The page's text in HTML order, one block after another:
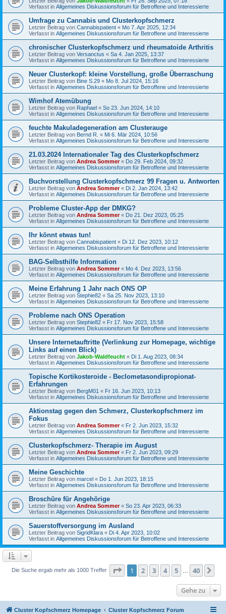
Verfasst in Allgemeines Diskussionsforum für Betroffene und Interessierte
Umfrage zu Cannabis und Clusterkopfschmerz
Letzter Beitrag von Cannabispatient « Mo 7. Apr 2025, 12:34
Verfasst in Allgemeines Diskussionsforum für Betroffene und Interessierte
chronischer Clusterkopfschmerz und rheumatoide Arthritis
Letzter Beitrag von Versanctus « Sa 4. Jan 2025, 13:37
Verfasst in Allgemeines Diskussionsforum für Betroffene und Interessierte
Neuer Clusterkopf: kleine Vorstellung, große Überraschung
Letzter Beitrag von Bine S.29 « Mo 8. Jul 2024, 15:16
Verfasst in Allgemeines Diskussionsforum für Betroffene und Interessierte
Wimhof Atemübung
Letzter Beitrag von Raphael « So 23. Jun 2024, 14:10
Verfasst in Allgemeines Diskussionsforum für Betroffene und Interessierte
feuchte Makuladegeneration am Clusterauge
Letzter Beitrag von Bernd R. « Mi 6. Mär 2024, 10:56
Verfasst in Allgemeines Diskussionsforum für Betroffene und Interessierte
21.03.2024 Internationaler Tag des Clusterkopfschmerz
Letzter Beitrag von Andrea Sommer« Do 29. Feb 2024, 09:32
Verfasst in Allgemeines Diskussionsforum für Betroffene und Interessierte
Buchvorstellung Clusterkopfschmerz 99 Fragen u. Antworten
Letzter Beitrag von Andrea Sommer« Di 2. Jan 2024, 13:42
Verfasst in Allgemeines Diskussionsforum für Betroffene und Interessierte
Probleme Cluster-App der DMKG?
Letzter Beitrag von Andrea Sommer« Do 21. Dez 2023, 05:25
Verfasst in Allgemeines Diskussionsforum für Betroffene und Interessierte
Ihr könnt etwas tun!
Letzter Beitrag von Cannabispatient « Di 12. Dez 2023, 10:12
Verfasst in Allgemeines Diskussionsforum für Betroffene und Interessierte
BAG-Selbsthilfe Information
Letzter Beitrag von Andrea Sommer« Mo 4. Dez 2023, 13:56
Verfasst in Allgemeines Diskussionsforum für Betroffene und Interessierte
Meine Erfahrung 1 Jahr nach ONS OP
Letzter Beitrag von Stephie82 « Sa 25. Nov 2023, 13:10
Verfasst in Allgemeines Diskussionsforum für Betroffene und Interessierte
Probleme nach ONS Operation
Letzter Beitrag von Stephie82 « Fr 17. Nov 2023, 15:58
Verfasst in Allgemeines Diskussionsforum für Betroffene und Interessierte
Unsere Internetauftritte (Verlinkung zur Homepage, wichtige
Links auf einen Blick)
Letzter Beitrag von Jakob-Waldfeucht « Di 1. Aug 2023, 08:34
Verfasst in Allgemeines Diskussionsforum für Betroffene und Interessierte
Topische Kortikosteroide - Beclometasondipropionat-
Erfahrungen
Letzter Beitrag von BergM01 « Fr 16. Jun 2023, 10:13
Verfasst in Allgemeines Diskussionsforum für Betroffene und Interessierte
Aktionstag gegen den Schmerz, Clusterkopfschmerz im
Fokus
Letzter Beitrag von Andrea Sommer« Fr 2. Jun 2023, 15:32
Verfasst in Allgemeines Diskussionsforum für Betroffene und Interessierte
Clusterkopfschmerz- Therapie im August
Letzter Beitrag von Andrea Sommer« Fr 2. Jun 2023, 09:29
Verfasst in Allgemeines Diskussionsforum für Betroffene und Interessierte
Meine Geschichte
Letzter Beitrag von marcel « Do 1. Jun 2023, 18:15
Verfasst in Allgemeines Diskussionsforum für Betroffene und Interessierte
Broschüre für Angehörige
Letzter Beitrag von Andrea Sommer« So 23. Apr 2023, 06:33
Verfasst in Allgemeines Diskussionsforum für Betroffene und Interessierte
Sauerstoffversorgung im Ausland
Letzter Beitrag von SigridKlara « Di 4. Apr 2023, 10:02
Verfasst in Allgemeines Diskussionsforum für Betroffene und Interessierte
Die Suche ergab mehr als 1000 Treffer Seite 1von 40
1 2 3 4 5 40
Gehe zu
Cluster Kopfschmerz Homepage Cluster Kopfschmerz Forum